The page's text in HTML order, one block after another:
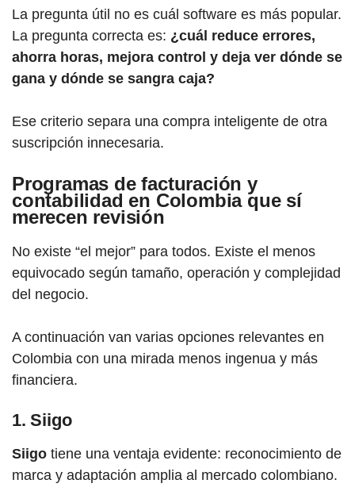
La pregunta útil no es cuál software es más popular.
La pregunta correcta es: ¿cuál reduce errores,
ahorra horas, mejora control y deja ver dónde se
gana y dónde se sangra caja?
Ese criterio separa una compra inteligente de otra
suscripción innecesaria.
Programas de facturación y
contabilidad en Colombia que sí
merecen revisión
No existe “el mejor” para todos. Existe el menos
equivocado según tamaño, operación y complejidad
del negocio.
A continuación van varias opciones relevantes en
Colombia con una mirada menos ingenua y más
financiera.
1. Siigo
Siigo tiene una ventaja evidente: reconocimiento de
marca y adaptación amplia al mercado colombiano.